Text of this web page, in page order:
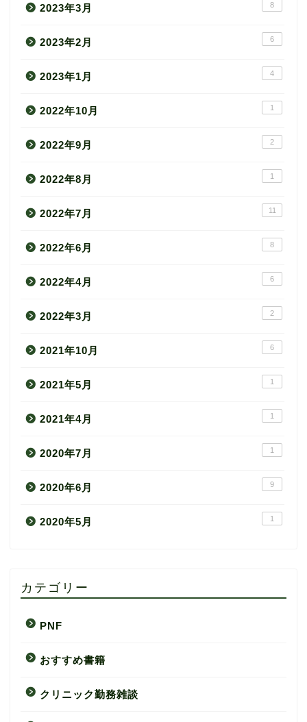
2023年3月 8
2023年2月 6
2023年1月 4
2022年10月 1
2022年9月 2
2022年8月 1
2022年7月 11
2022年6月 8
2022年4月 6
2022年3月 2
2021年10月 6
2021年5月 1
2021年4月 1
2020年7月 1
2020年6月 9
2020年5月 1
カテゴリー
PNF
おすすめ書籍
クリニック勤務雑談